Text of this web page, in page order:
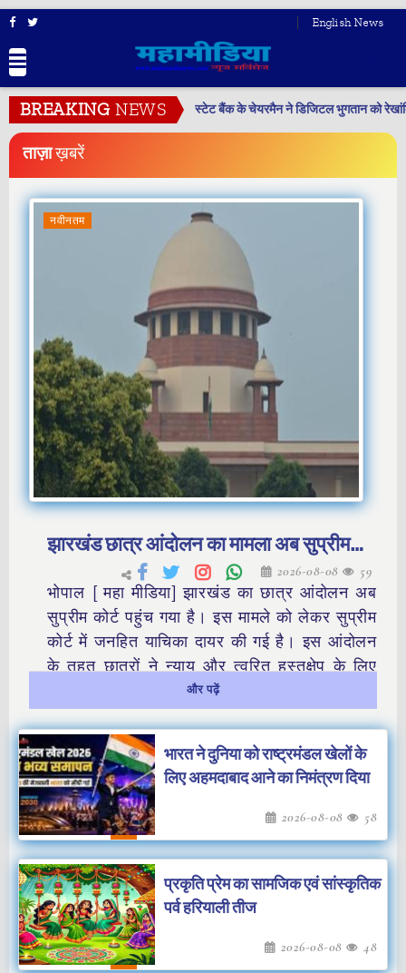
English News
BREAKINGNEWS
गोबरधन योजना स्टेट बैंक के चेयरमैन ने डिजिटल भुगतान को
ताज़ाख़बरें
नवीनतम
झारखंड छात्र आंदोलन का मामला अब सुप्रीम
2026-08-08 59
भोपाल [ महा मीडिया] झारखंड का छात्र आंदोलन अब
सुप्रीम कोर्ट पहुंच गया है । इस मामले को लेकर सुप्रीम
कोर्ट में जनहित याचिका दायर की गई है। इस आंदोलन
के तहत छात्रों ने न्याय और त्वरित हस्तक्षेप के लिए
सुप्रीम कोर्ट का दरवाजा खटखटाया है।
और पढ़ें
भारत ने दुनिया को राष्ट्रमंडल खेलों के
लिए अहमदाबाद आने का निमंत्रण दिया
2026-08-08 58
प्रकृति प्रेम का सामजिक एवं सांस्कृतिक
पर्व हरियाली तीज
2026-08-08 48